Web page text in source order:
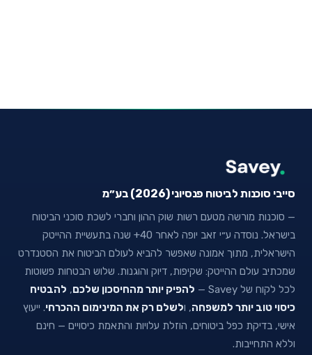
סייבי סוכנות לביטוח פנסיוני (2026) בע״מ
— סוכנות מורשה מטעם רשות שוק ההון וחברי לשכת סוכני הביטוח
בישראל. נוסדה ע״י זאב יופה לאחר 40+ שנה בתעשיית ההייטק
הישראלית, מתוך אמונה שאפשר להביא לעולם הביטוח את הסטנדרט
שמכתיב עולם ההייטק: שקיפות, דיוק והוגנות. שלוש הבטחות פשוטות
לכל לקוח של Savey —
להפיק יותר מהחיסכון שלכם, להבטיח
כיסוי טוב יותר למשפחה, ולשלם רק את המינימום ההכרחי. ייעוץ
אישי, בדיקת כפל ביטוחים, הוזלת עלויות והתאמת כיסויים — חינם
וללא התחייבות.